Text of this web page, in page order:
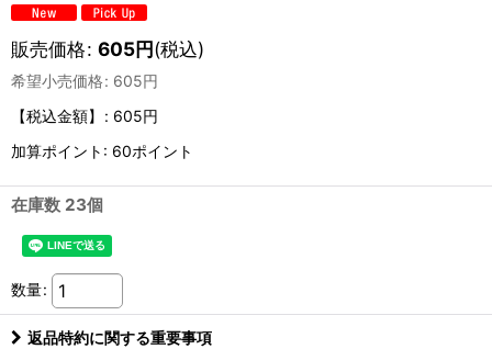
販売価格: 605円(税込)
希望小売価格: 605円
【税込金額】
: 605円
加算ポイント: 60ポイント
在庫数 23個
数量:
返品特約に関する重要事項